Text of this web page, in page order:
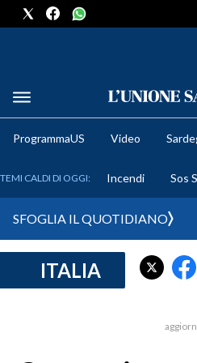
METEO
CRONACA SARDEGNA
ProgrammaUS Video
TEMI CALDI DI OGGI: Incendi Sos
SFOGLIA IL QUOTIDIANO
ITALIA